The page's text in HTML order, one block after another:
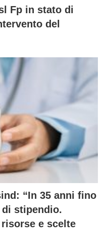
Fp in stato di
del
“In 35 anni fino
di stipendio.
e scelte